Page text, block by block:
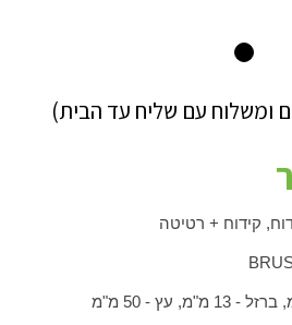
ומשלוח עם שליח עד הבית)